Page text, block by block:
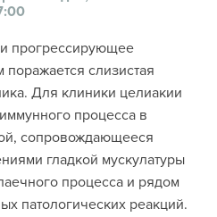
прогрессирующее
слизистая
Для клиники целиакии
процесса в
сопровождающееся
гладкой мускулатуры
процесса и рядом
патологических реакций.